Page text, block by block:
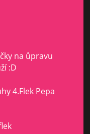
na ůpravu
:D
4.Flek Pepa